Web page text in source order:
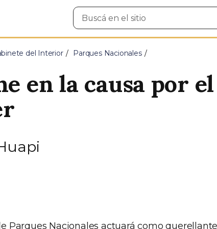
Buscar
en
del Interior Parques Nacionales
en la causa por
Parques Nacionales actuará como